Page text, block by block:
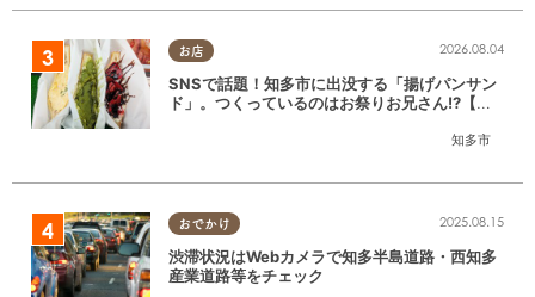
お店
知多市
2026.08.04
SNSで話題！知多市に出没する「揚げパンサン
ド」。つくっているのはお祭りお兄さん!?【ち
おでかけ 2025.08.15
渋滞状況はWebカメラで知多半島道路・西知多
産業道路等をチェック